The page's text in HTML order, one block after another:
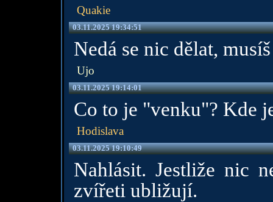
Quakie
03.11.2025 19:34:51
Nedá se nic dělat,
Ujo
03.11.2025 19:14:01
Co to je "venku"? Kde
Hodislava
03.11.2025 19:10:49
Nahlásit. Jestliže nic
zvířeti ubližují.